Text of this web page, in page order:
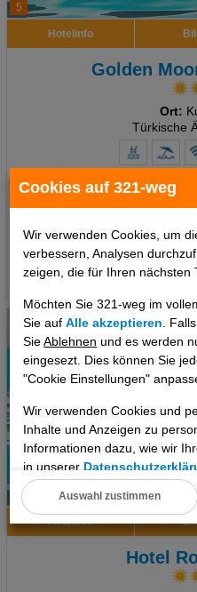
Cookies auf 321-weg
Wir verwenden Cookies, um
verbessern, Analysen
zeigen, die für Ihren nächsten
Möchten Sie 321-weg im
Sie aufAlle akzeptieren .
SieAblehnen und es werden
eingesezt. Dies können Sie
"Cookie Einstellungen"
Wir verwenden Cookies und
Inhalte und Anzeigen zu
Informationen dazu, wie wir
in unserer
Datenschutz- und
Cookie Einstellungen
Auswahl zustimmen
5
Hotelinfo
Golden
Ort:
Türkische
7 Tage,
pro
6
Hotelinfo
Hotel